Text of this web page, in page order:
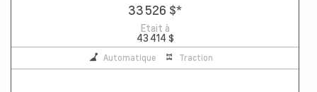
33 526 $*
Etait à
43 414 $
Automatique Traction